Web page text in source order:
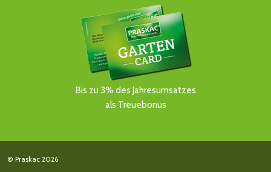
Bis zu 3% des Jahresumsatzes
als Treuebonus
© Praskac 2026